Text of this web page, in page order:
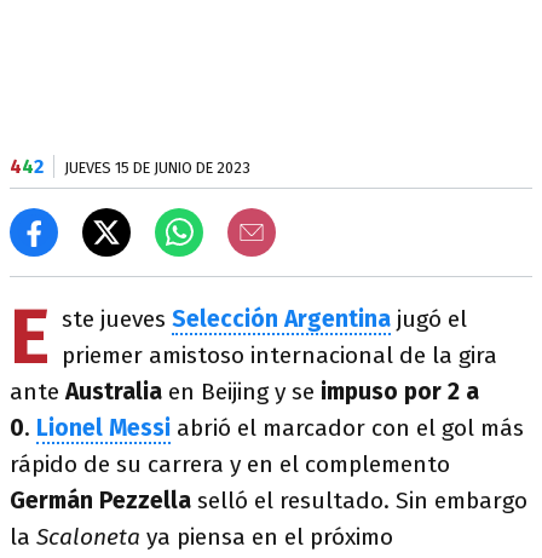
442 JUEVES 15 DE JUNIO DE 2023
E ste jueves Selección Argentina jugó el
priemer amistoso internacional de la gira
anteAustralia en Beijing y se impuso por 2 a
0. Lionel Messi abrió el marcador con el gol más
rápido de su carrera y en el complemento
Germán Pezzella selló el resultado. Sin embargo
la Scaloneta ya piensa en el próximo